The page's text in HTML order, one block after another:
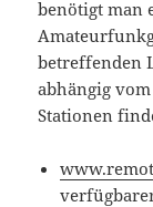
benötigt man
betreffenden
abhängig
Stationen